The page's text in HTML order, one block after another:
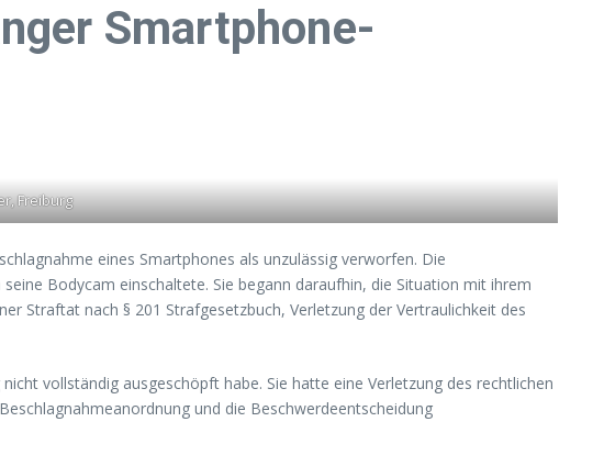
Smartphone-
Freiburg
eines Smartphones als unzulässig verworfen. Die
Bodycam einschaltete. Sie begann daraufhin, die Situation mit ihrem
Straftat nach § 201 Strafgesetzbuch, Verletzung der Vertraulichkeit des
vollständig ausgeschöpft habe. Sie hatte eine Verletzung des rechtlichen
und die Beschwerdeentscheidung